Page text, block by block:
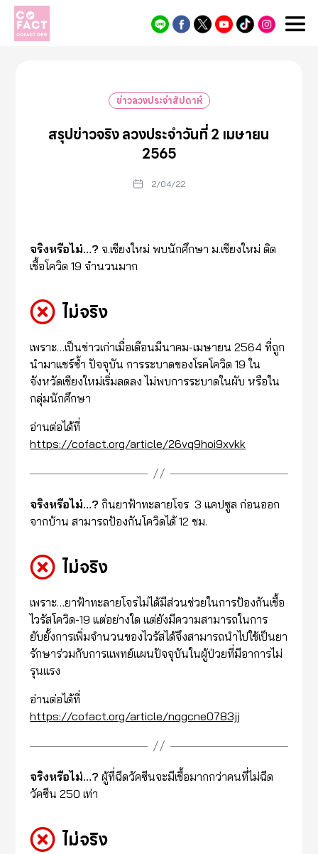
Cofact
ข่าวลวงประจำสัปดาห์
สรุปข่าวจริง ลวงประจำวันที่ 2 เมษายน
2565
2/04/22
จริงหรือไม่…? จ.เชียงใหม่ พบนักศึกษา ม.เชียงใหม่ ติด
เชื้อโควิด 19 จำนวนมาก
ไม่จริง
เพราะ…เป็นข่าวเก่าเมื่อเดือนมีนาคม-เมษายน 2564 ที่ถูก
นำมาแชร์ซ้ำ ปัจจุบัน การระบาดของโรคโควิด 19 ใน
จังหวัดเชียงใหม่เริ่มลดลง ไม่พบการระบาดในผับ หรือใน
กลุ่มนักศึกษา
อ่านต่อได้ที่
https://cofact.org/article/26vq9hoi9xvkk
จริงหรือไม่…? กินยาฟ้าทะลายโจร 3 แคปซูล ก่อนออก
จากบ้าน สามารถป้องกันโควิดได้ 12 ชม.
ไม่จริง
เพราะ…ยาฟ้าทะลายโจรไม่ได้มีส่วนช่วยในการป้องกันเชื้อ
ไวรัสโควิด-19 แต่อย่างใด แต่ยังมีความสามารถในการ
ยับยั้งการเพิ่มจำนวนของไวรัสได้จึงสามารถนำไปใช้เป็นยา
รักษาร่วมกับการแพทย์แผนปัจจุบันในผู้ป่วยที่มีอาการไม่
รุนแรง
อ่านต่อได้ที่
https://cofact.org/article/nqgcne0783jj
จริงหรือไม่…? ผู้ที่ฉีดวัคซีนจะมีเชื้อมากกว่าคนที่ไม่ฉีด
วัคซีน 250 เท่า
ไม่จริง